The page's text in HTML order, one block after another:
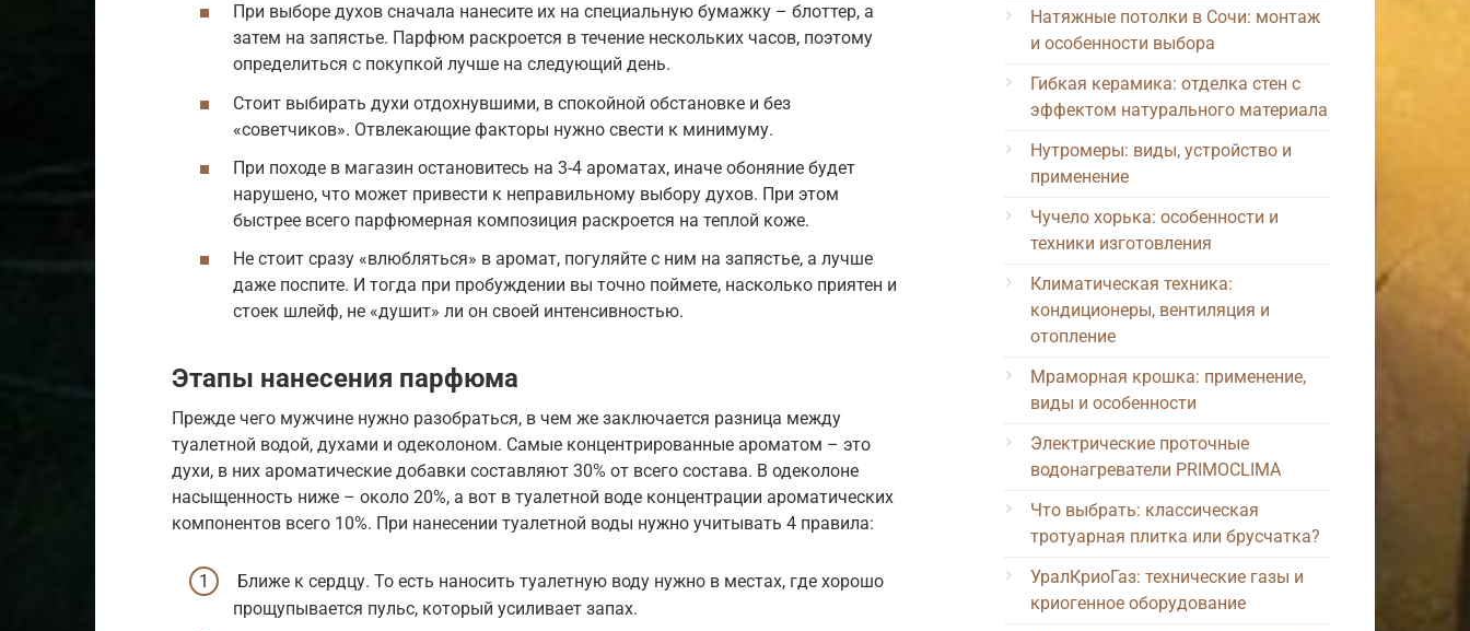
При выборе духов сначала нанесите их на специальную бумажку – блоттер, а
затем на запястье. Парфюм раскроется в течение нескольких часов, поэтому
определиться с покупкой лучше на следующий день.
Стоит выбирать духи отдохнувшими, в спокойной обстановке и без
«советчиков». Отвлекающие факторы нужно свести к минимуму.
При походе в магазин остановитесь на 3-4 ароматах, иначе обоняние будет
нарушено, что может привести к неправильному выбору духов. При этом
быстрее всего парфюмерная композиция раскроется на теплой коже.
Не стоит сразу «влюбляться» в аромат, погуляйте с ним на запястье, а лучше
даже поспите. И тогда при пробуждении вы точно поймете, насколько приятен и
стоек шлейф, не «душит» ли он своей интенсивностью.
Этапы нанесения парфюма
Прежде чего мужчине нужно разобраться, в чем же заключается разница между
туалетной водой, духами и одеколоном. Самые концентрированные ароматом – это
духи, в них ароматические добавки составляют 30% от всего состава. В одеколоне
насыщенность ниже – около 20%, а вот в туалетной воде концентрации ароматических
компонентов всего 10%. При нанесении туалетной воды нужно учитывать 4 правила:
Ближе к сердцу. То есть наносить туалетную воду нужно в местах, где хорошо
прощупывается пульс, который усиливает запах.
Натяжные потолки в Сочи: монтаж
и особенности выбора
Гибкая керамика: отделка стен с
эффектом натурального материала
Нутромеры: виды, устройство и
применение
Чучело хорька: особенности и
техники изготовления
Климатическая техника:
кондиционеры, вентиляция и
отопление
Мраморная крошка: применение,
виды и особенности
Электрические проточные
водонагреватели PRIMOCLIMA
Что выбрать: классическая
тротуарная плитка или брусчатка?
УралКриоГаз: технические газы и
криогенное оборудование